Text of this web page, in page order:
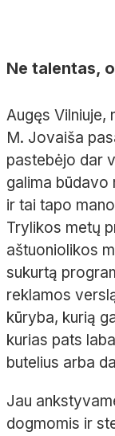
Ne talentas,
Augęs Vilniuje,
M. Jovaiša
pastebėjo dar
galima būdavo
ir tai tapo
Trylikos metų
aštuoniolikos
sukurtą
reklamos
kūryba, kurią
kurias pats
butelius arba
Jau
dogmomis ir